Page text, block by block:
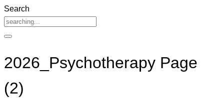
Search
2026_Psychotherapy Page
(2)